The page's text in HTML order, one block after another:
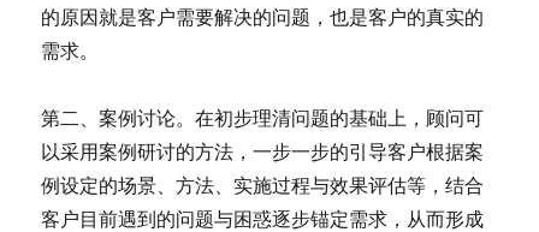
的原因就是客户需要解决的问题，也是客户的真实的
需求。
第二、案例讨论。在初步理清问题的基础上，顾问可
以采用案例研讨的方法，一步一步的引导客户根据案
例设定的场景、方法、实施过程与效果评估等，结合
客户目前遇到的问题与困惑逐步锚定需求，从而形成